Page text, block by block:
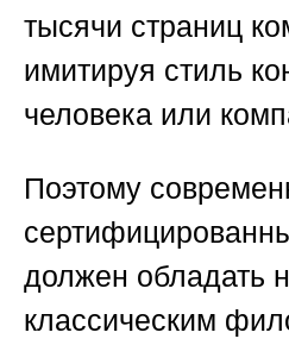
тысячи страниц
имитируя стиль
человека или
Поэтому
должен обладать
классическим